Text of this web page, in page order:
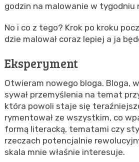
go­dzin na ma­lo­wa­nie w ty­go­dniu
No i co z tego? Krok po kroku
dzie ma­lo­wał coraz le­piej a ja
Eks­pe­ry­ment
Otwie­ram no­we­go bloga. Bloga,
sy­wał prze­my­śle­nia na temat
która po­wo­li staje się
ry­men­to­wał ze wszyst­kim, co
formą li­te­rac­ką, te­ma­ta­mi czy
rze­czach po­ten­cjal­nie
skala mnie wła­śnie in­te­re­su­je.